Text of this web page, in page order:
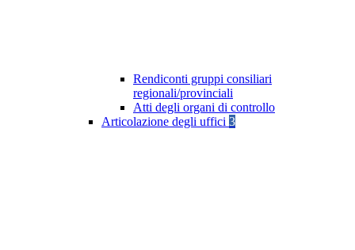
Rendiconti gruppi consiliari
regionali/provinciali
Atti degli organi di controllo
Articolazione degli uffici 3